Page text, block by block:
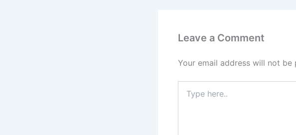
Leave a Comment
Your email address will not be
here..